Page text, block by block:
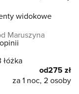
widokowe
Maruszyna
łóżka
od275 zł
za 1 noc, 2 osoby